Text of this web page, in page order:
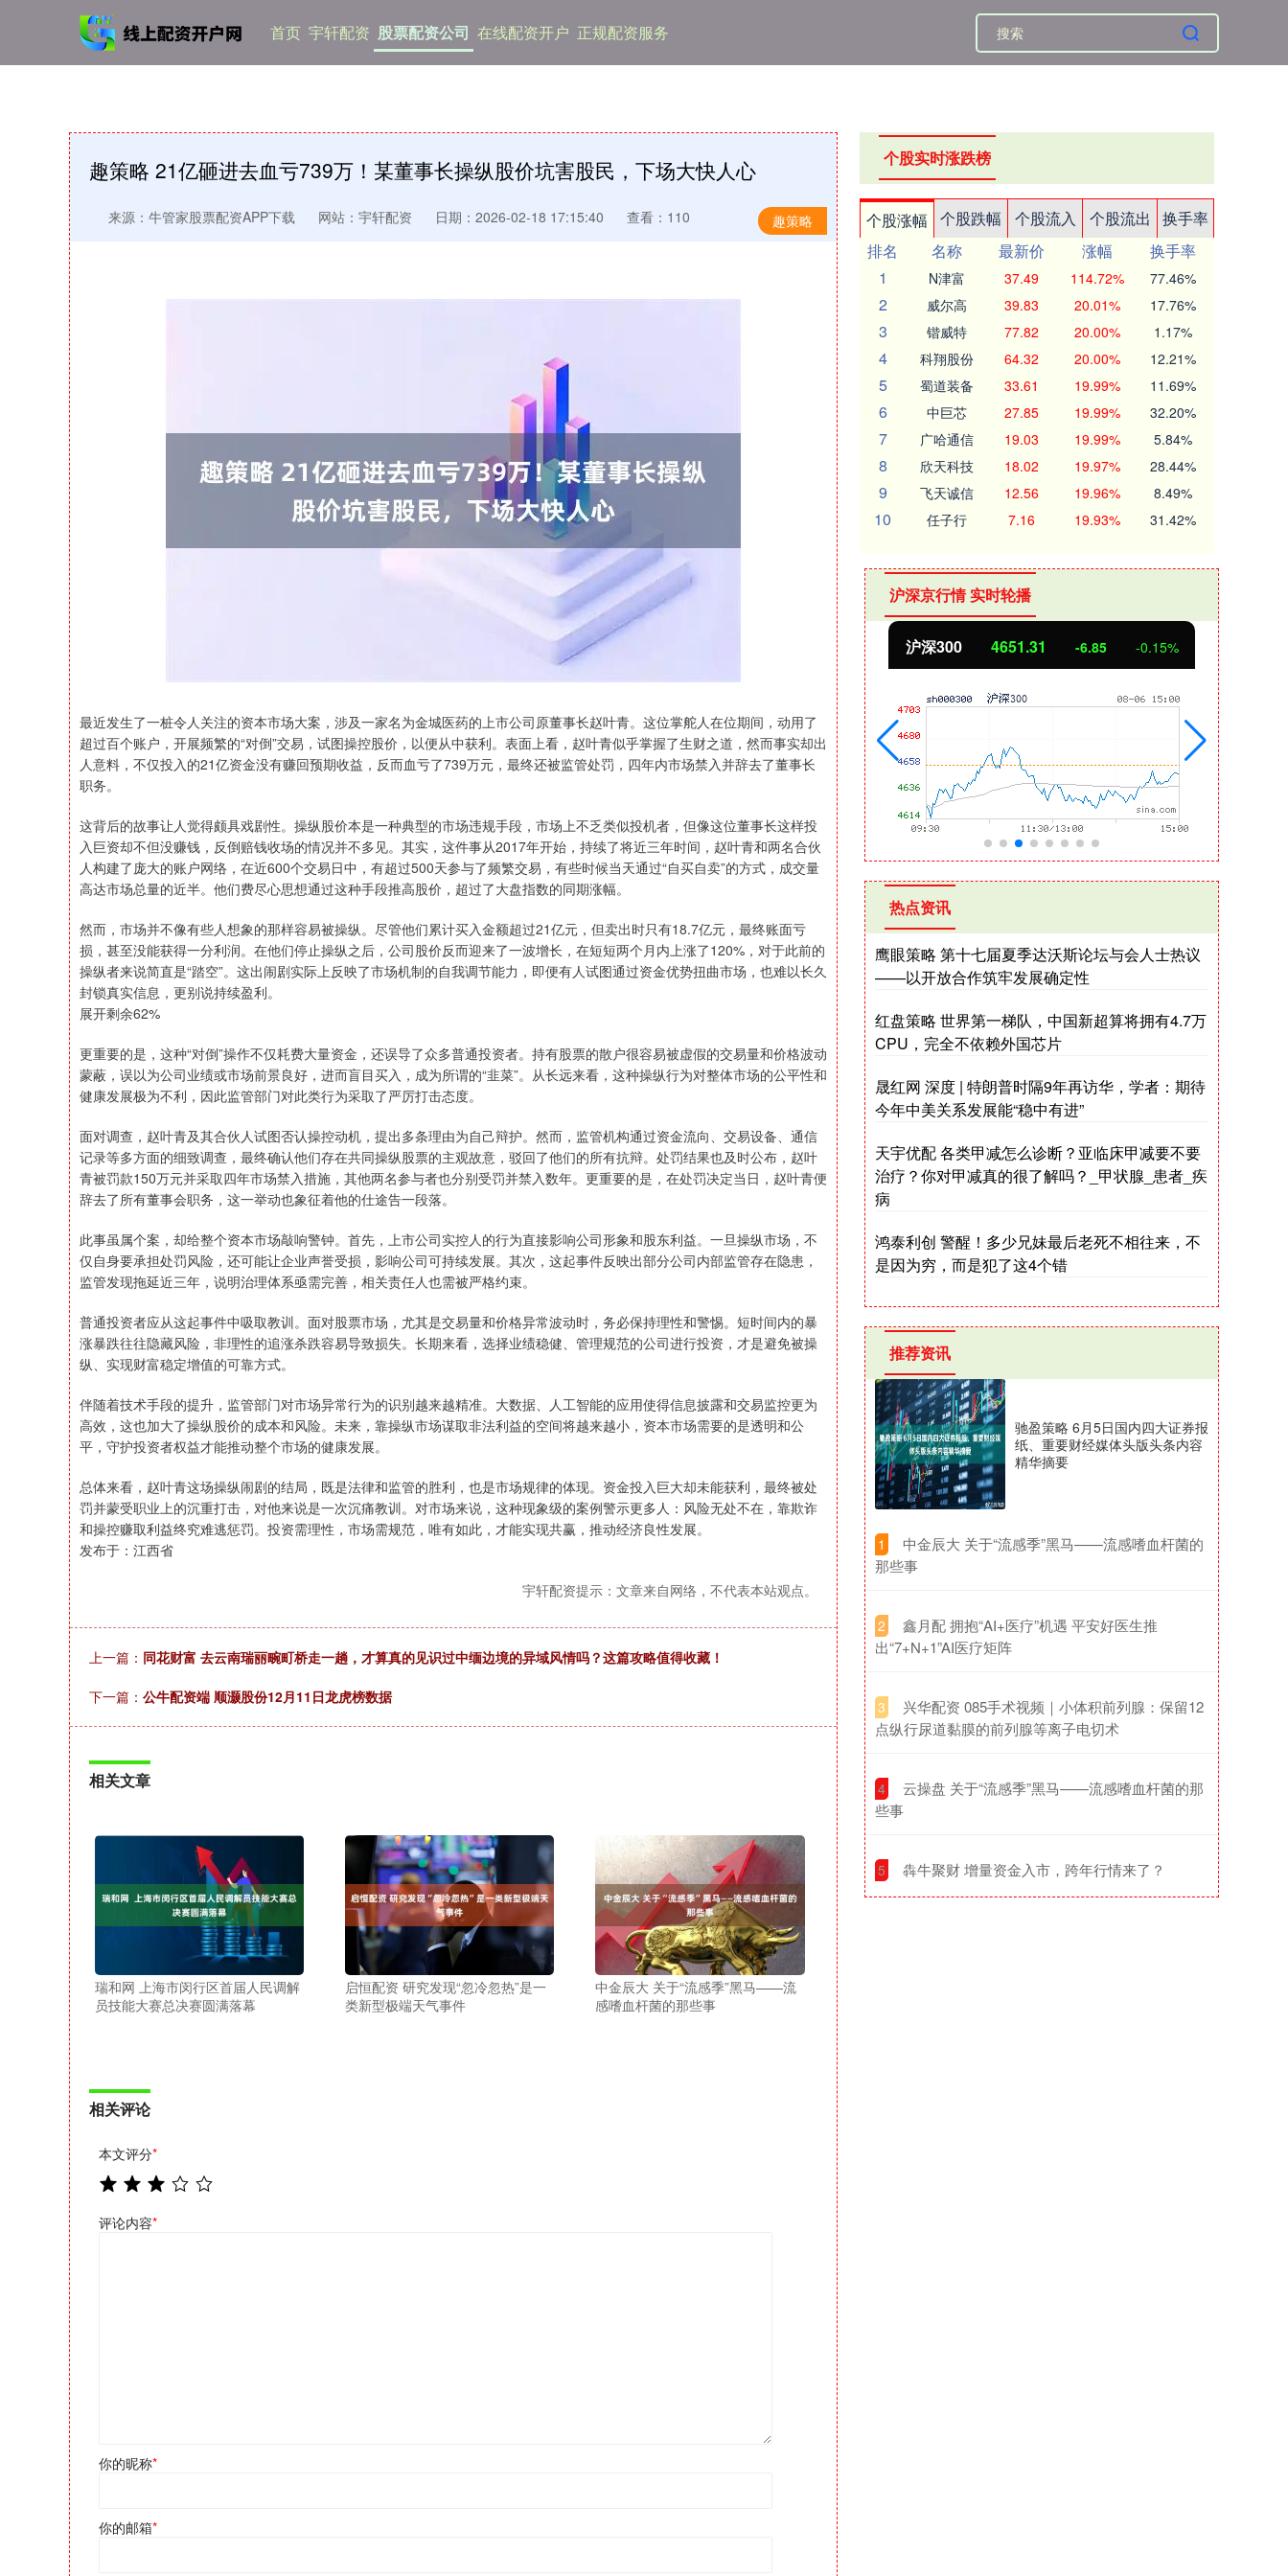
首页 宇轩配资 股票配资公司 在线配资开户 正规配资服务
趣策略 21亿砸进去血亏739万！某董事长操纵股价坑害股民，下场大快人心
趣策略
来源：牛管家股票配资APP下载 网站：宇轩配资 日期：2026-02-18 17:15:40 查看：110
最近发生了一桩令人关注的资本市场大案，涉及一家名为金城医药的上市公司原董事长赵叶青。这位掌舵人在位期间，动用了
超过百个账户，开展频繁的“对倒”交易，试图操控股价，以便从中获利。表面上看，赵叶青似乎掌握了生财之道，然而事实却出
人意料，不仅投入的21亿资金没有赚回预期收益，反而血亏了739万元，最终还被监管处罚，四年内市场禁入并辞去了董事长
职务。
这背后的故事让人觉得颇具戏剧性。操纵股价本是一种典型的市场违规手段，市场上不乏类似投机者，但像这位董事长这样投
入巨资却不但没赚钱，反倒赔钱收场的情况并不多见。其实，这件事从2017年开始，持续了将近三年时间，赵叶青和两名合伙
人构建了庞大的账户网络，在近600个交易日中，有超过500天参与了频繁交易，有些时候当天通过“自买自卖”的方式，成交量
高达市场总量的近半。他们费尽心思想通过这种手段推高股价，超过了大盘指数的同期涨幅。
然而，市场并不像有些人想象的那样容易被操纵。尽管他们累计买入金额超过21亿元，但卖出时只有18.7亿元，最终账面亏
损，甚至没能获得一分利润。在他们停止操纵之后，公司股价反而迎来了一波增长，在短短两个月内上涨了120%，对于此前的
操纵者来说简直是“踏空”。这出闹剧实际上反映了市场机制的自我调节能力，即便有人试图通过资金优势扭曲市场，也难以长久
封锁真实信息，更别说持续盈利。
展开剩余62%
更重要的是，这种“对倒”操作不仅耗费大量资金，还误导了众多普通投资者。持有股票的散户很容易被虚假的交易量和价格波动
蒙蔽，误以为公司业绩或市场前景良好，进而盲目买入，成为所谓的“韭菜”。从长远来看，这种操纵行为对整体市场的公平性和
健康发展极为不利，因此监管部门对此类行为采取了严厉打击态度。
面对调查，赵叶青及其合伙人试图否认操控动机，提出多条理由为自己辩护。然而，监管机构通过资金流向、交易设备、通信
记录等多方面的细致调查，最终确认他们存在共同操纵股票的主观故意，驳回了他们的所有抗辩。处罚结果也及时公布，赵叶
青被罚款150万元并采取四年市场禁入措施，其他两名参与者也分别受罚并禁入数年。更重要的是，在处罚决定当日，赵叶青便
辞去了所有董事会职务，这一举动也象征着他的仕途告一段落。
此事虽属个案，却给整个资本市场敲响警钟。首先，上市公司实控人的行为直接影响公司形象和股东利益。一旦操纵市场，不
仅自身要承担处罚风险，还可能让企业声誉受损，影响公司可持续发展。其次，这起事件反映出部分公司内部监管存在隐患，
监管发现拖延近三年，说明治理体系亟需完善，相关责任人也需被严格约束。
普通投资者应从这起事件中吸取教训。面对股票市场，尤其是交易量和价格异常波动时，务必保持理性和警惕。短时间内的暴
涨暴跌往往隐藏风险，非理性的追涨杀跌容易导致损失。长期来看，选择业绩稳健、管理规范的公司进行投资，才是避免被操
纵、实现财富稳定增值的可靠方式。
伴随着技术手段的提升，监管部门对市场异常行为的识别越来越精准。大数据、人工智能的应用使得信息披露和交易监控更为
高效，这也加大了操纵股价的成本和风险。未来，靠操纵市场谋取非法利益的空间将越来越小，资本市场需要的是透明和公
平，守护投资者权益才能推动整个市场的健康发展。
总体来看，赵叶青这场操纵闹剧的结局，既是法律和监管的胜利，也是市场规律的体现。资金投入巨大却未能获利，最终被处
罚并蒙受职业上的沉重打击，对他来说是一次沉痛教训。对市场来说，这种现象级的案例警示更多人：风险无处不在，靠欺诈
和操控赚取利益终究难逃惩罚。投资需理性，市场需规范，唯有如此，才能实现共赢，推动经济良性发展。
发布于：江西省
宇轩配资提示：文章来自网络，不代表本站观点。
上一篇： 同花财富 去云南瑞丽畹町桥走一趟，才算真的见识过中缅边境的异域风情吗？这篇攻略值得收藏！
下一篇： 公牛配资端 顺灏股份12月11日龙虎榜数据
相关文章
瑞和网 上海市闵行区首届人民调解
员技能大赛总决赛圆满落幕
启恒配资 研究发现“忽冷忽热”是一
类新型极端天气事件
中金辰大 关于“流感季”黑马——流
感嗜血杆菌的那些事
相关评论
本文评分*
评论内容*
你的昵称*
你的邮箱*
个股实时涨跌榜
个股涨幅 个股跌幅 个股流入 个股流出
换手率
排名
名称 最新价 涨幅
换手率
1
N津富 37.49 114.72% 77.46%
2 威尔高 39.83 20.01% 17.76%
3 锴威特 77.82 20.00% 1.17%
4 科翔股份 64.32 20.00% 12.21%
5 蜀道装备 33.61 19.99% 11.69%
6 中巨芯 27.85 19.99% 32.20%
7 广哈通信 19.03 19.99% 5.84%
8 欣天科技 18.02 19.97% 28.44%
9 飞天诚信 12.56 19.96% 8.49%
10 任子行 7.16 19.93% 31.42%
沪深京行情 实时轮播
14110.12 -34.08 沪深300 4651.31 -6.85 -0.15% 北证50
热点资讯
鹰眼策略 第十七届夏季达沃斯论坛与会人士热议
——以开放合作筑牢发展确定性
红盘策略 世界第一梯队，中国新超算将拥有4.7万
CPU，完全不依赖外国芯片
晟红网 深度 | 特朗普时隔9年再访华，学者：期待
今年中美关系发展能“稳中有进”
天宇优配 各类甲减怎么诊断？亚临床甲减要不要
治疗？你对甲减真的很了解吗？_甲状腺_患者_疾
病
鸿泰利创 警醒！多少兄妹最后老死不相往来，不
是因为穷，而是犯了这4个错
推荐资讯
驰盈策略 6月5日国内四大证券报
纸、重要财经媒体头版头条内容
精华摘要
1
​中金辰大 关于“流感季”黑马——流感嗜血杆菌的
那些事
2
​鑫月配 拥抱“AI+医疗”机遇 平安好医生推
出“7+N+1”AI医疗矩阵
3
​兴华配资 085手术视频｜小体积前列腺：保留12
点纵行尿道黏膜的前列腺等离子电切术
4
​云操盘 关于“流感季”黑马——流感嗜血杆菌的那
些事
5 ​犇牛聚财 增量资金入市，跨年行情来了？